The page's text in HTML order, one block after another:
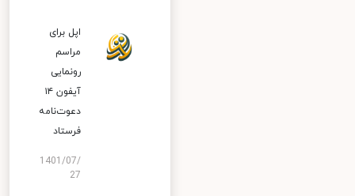
اپل برای
مراسم
رونمایی
آیفون ۱۴
دعوت‌نامه
فرستاد
1401/07/
27